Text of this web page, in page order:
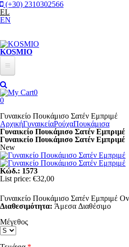
Παράκαμψη προς το κυρίως περιεχόμενο
(+30) 2310302566
EL
EN
KOSMIO
ΡΟΎΧΑ
Σετ
Πουκάμισα
Φορέματα
Ολόσωμες Φόρμες
Πλεκτά
Φούστες
Plus Sizes
Αξεσουάρ
Ζώνες
Φουλάρια/Κασκόλ
Τσάντες
Κοσμήματα
Προσφορές
0
0
Γυναικείο Πουκάμισο Σατέν Εμπριμέ
ΑρχικήΓυναικείαΡούχαΠουκάμισα
Γυναικείο Πουκάμισο Σατέν Εμπριμέ
Γυναικείο Πουκάμισο Σατέν Εμπριμέ
New
Κώδ.: 1573
List price: €32,00
Γυναικείο Πουκάμισο Σατέν Εμπριμέ
Διαθεσιμότητα: Άμεσα Διαθέσιμο
Μέγεθος